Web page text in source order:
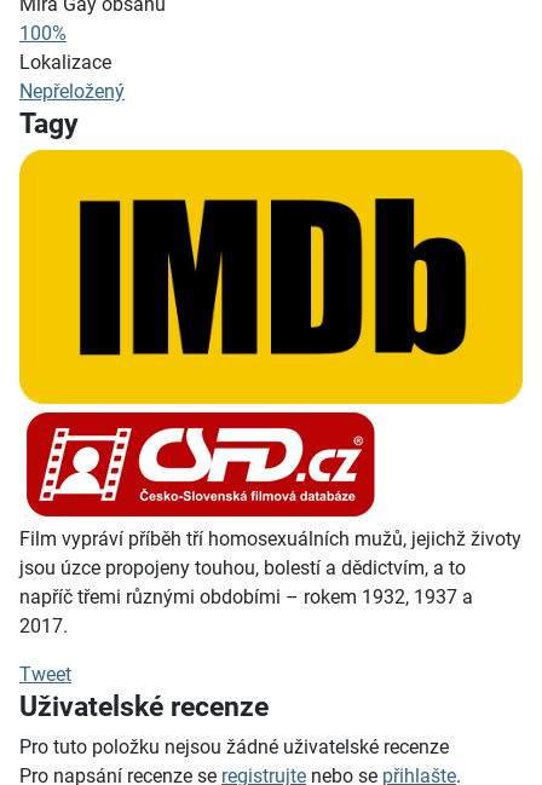
100%
Lokalizace
Nepřeložený
Tagy
Film vypráví příběh tří homosexuálních mužů, jejichž životy
jsou úzce propojeny touhou, bolestí a dědictvím, a to
napříč třemi různými obdobími – rokem 1932, 1937 a
2017.
Tweet
Uživatelské recenze
Pro tuto položku nejsou žádné uživatelské recenze
Pro napsání recenze se registrujte nebo se přihlašte.